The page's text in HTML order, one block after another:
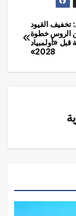
تخفيف القيود
الروس خطوة
قبل «أولمبياد
2028»